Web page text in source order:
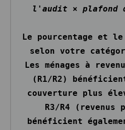
l'audit × plafond
Le pourcentage et
selon votre
Les ménages à
(R1/R2)
couverture plus
R3/R4 (revenus
bénéficient